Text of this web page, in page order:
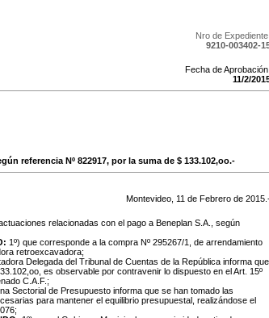
Nro de
9210-003402-
Fecha de
11/2/
referencia Nº 822917, por la suma de $ 133.102,oo.-
Montevideo, 11 de Febrero de 2015
relacionadas con el pago a Beneplan S.A., según
1º) que corresponde a la compra Nº 295267/1, de arrendamiento
retroexcavadora;
Delegada del Tribunal de Cuentas de la República informa que
es observable por contravenir lo dispuesto en el Art. 15º
C.A.F.;
Sectorial de Presupuesto informa que se han tomado las
para mantener el equilibrio presupuestal, realizándose el